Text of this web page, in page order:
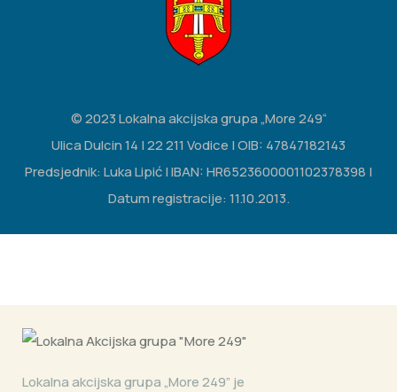
© 2023 Lokalna akcijska grupa „More 249“
Ulica Dulcin 14 | 22 211 Vodice | OIB: 47847182143
Predsjednik: Luka Lipić | IBAN: HR6523600001102378398 |
Datum registracije: 11.10.2013.
Lokalna akcijska grupa „More 249” je